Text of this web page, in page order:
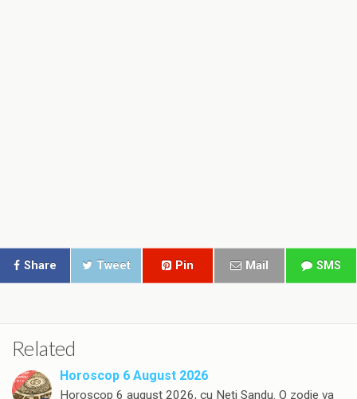
Share Tweet Pin Mail SMS
Related
Horoscop 6 August 2026
Horoscop 6 august 2026, cu Neti Sandu. O zodie va